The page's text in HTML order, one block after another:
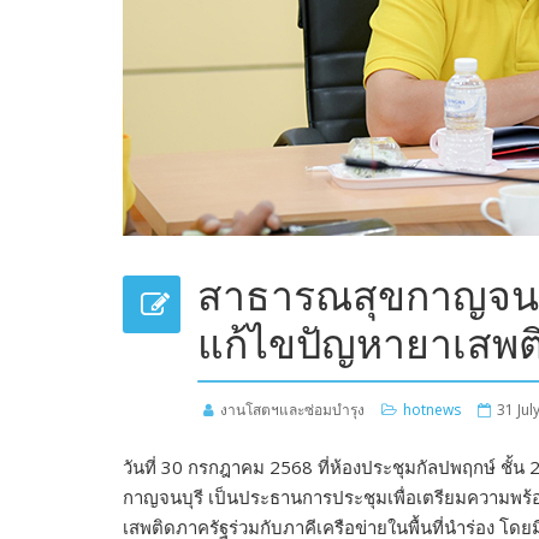
สาธารณสุขกาญจน
แก้ไขปัญหายาเส
งานโสตฯและซ่อมบำรุง hotnews 31
วันที่ 30 กรกฎาคม 2568 ที่ห้องประชุมกัลปพฤกษ์ ชั้น
กาญจนบุรี เป็นประธานการประชุมเพื่อเตรียมความพ
เสพติดภาครัฐร่วมกับภาคีเครือข่ายในพื้นที่นำร่อง โ